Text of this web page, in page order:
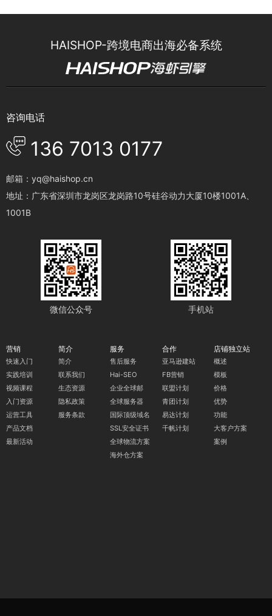
HAISHOP-跨境电商出海必备系统
咨询电话
136 7013 0177
邮箱：yq@haishop.cn
地址：广东省深圳市龙岗区龙岗路10号硅谷动力大厦10楼1001A、
1001B
微信公众号 手机站
营销
快速入门
实践培训
视频课程
入门资源
运营工具
产品文档
最新活动
简介
简介
联系我们
生态资源
隐私政策
服务条款
服务
售后服务
Hai-SEO
企业全球邮
全球服务器
国际顶级域名
SSL安全证书
全球物流方案
海外仓方案
合作
亚马逊建站
FB营销
联盟计划
青团计划
易达计划
千帆计划
店铺独立站
概述
模板
价格
优势
功能
大客户方案
案例